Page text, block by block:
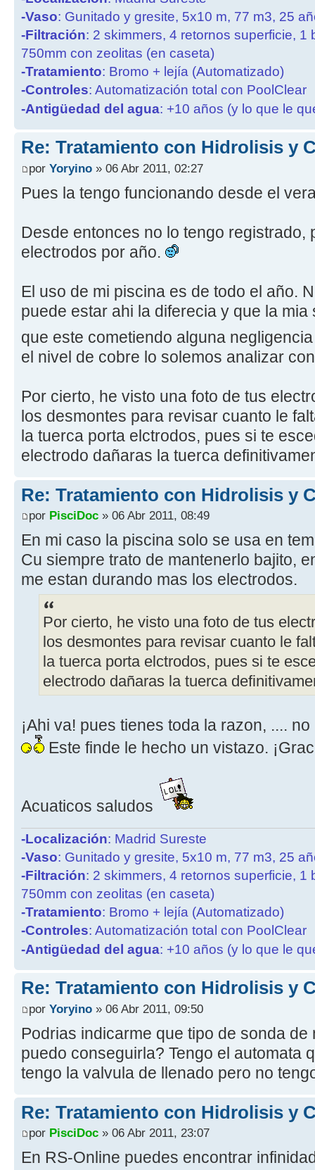
-Vaso: Gunitado y gresite, 5x10 m, 77 m3, 25
-Filtración: 2 skimmers, 4 retornos superficie, 1
750mm con zeolitas (en caseta)
-Tratamiento: Bromo + lejía (Automatizado)
-Controles: Automatización total con PoolClear
-Antigüedad del agua: +10 años (y lo que le
Re: Tratamiento con Hidrolisis y
por Yoryino » 06 Abr 2011, 02:27
Pues la tengo funcionando desde el
Desde entonces no lo tengo registrado,
electrodos por año.
El uso de mi piscina es de todo el año.
puede estar ahi la diferecia y que la
que este cometiendo alguna
el nivel de cobre lo solemos analizar
Por cierto, he visto una foto de tus
los desmontes para revisar cuanto le
la tuerca porta elctrodos, pues si te
electrodo dañaras la tuerca
Re: Tratamiento con Hidrolisis y
por PisciDoc » 06 Abr 2011, 08:49
En mi caso la piscina solo se usa en
Cu siempre trato de mantenerlo bajito,
me estan durando mas los electrodos.
Por cierto, he visto una foto de tus
los desmontes para revisar cuanto le
la tuerca porta elctrodos, pues si te
electrodo dañaras la tuerca
¡Ahi va! pues tienes toda la razon, ....
Este finde le hecho un vistazo.
Acuaticos saludos
-Localización: Madrid Sureste
-Vaso: Gunitado y gresite, 5x10 m, 77 m3, 25
-Filtración: 2 skimmers, 4 retornos superficie, 1
750mm con zeolitas (en caseta)
-Tratamiento: Bromo + lejía (Automatizado)
-Controles: Automatización total con PoolClear
-Antigüedad del agua: +10 años (y lo que le
Re: Tratamiento con Hidrolisis y
por Yoryino » 06 Abr 2011, 09:50
Podrias indicarme que tipo de sonda
puedo conseguirla? Tengo el automata
tengo la valvula de llenado pero no
Re: Tratamiento con Hidrolisis y
por PisciDoc » 06 Abr 2011, 23:07
En RS-Online puedes encontrar